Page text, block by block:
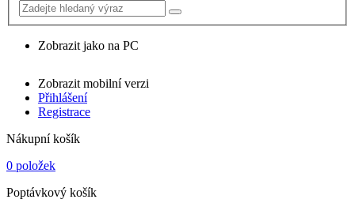
Zobrazit jako na PC
Zobrazit mobilní verzi
Přihlášení
Registrace
Nákupní košík
0 položek
Poptávkový košík